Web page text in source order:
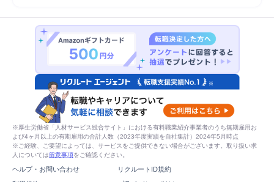
※厚生労働省「人材サービス総合サイト」における有料職業紹介事業者のうち無期雇用お
よび4ヶ月以上の有期雇用の合計人数（2023年度実績を自社集計）2024年5月時点
※ご経験、ご要望によっては、サービスをご提供できない場合がございます。取り扱い求
人については留意事項をご確認ください。
ヘルプ・お問い合わせ
リクルートID規約